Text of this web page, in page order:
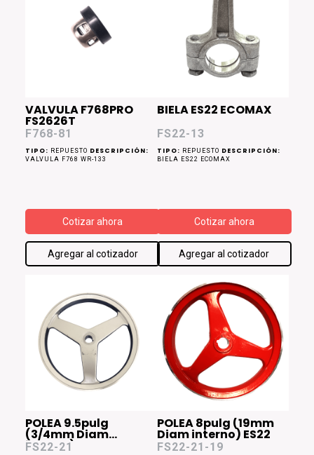
VALVULA F768PRO
FS2626T
F768-81
TIPO: REPUESTO DESCRIPCIÓN:
VALVULA F768 WR-133
Cotizar ahora
Agregar al cotizador
BIELA ES22 ECOMAX
FS22-13
TIPO: REPUESTO DESCRIPCIÓN:
BIELA ES22 ECOMAX
Cotizar ahora
Agregar al cotizador
POLEA 9.5pulg
(3/4mm Diam
interno) ES22
FS22-21
POLEA 8pulg (19mm
Diam interno) ES22
FS22-21-19